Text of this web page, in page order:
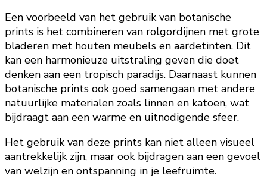
Een voorbeeld van het gebruik van botanische
prints is het combineren van rolgordijnen met grote
bladeren met houten meubels en aardetinten. Dit
kan een harmonieuze uitstraling geven die doet
denken aan een tropisch paradijs. Daarnaast kunnen
botanische prints ook goed samengaan met andere
natuurlijke materialen zoals linnen en katoen, wat
bijdraagt aan een warme en uitnodigende sfeer.
Het gebruik van deze prints kan niet alleen visueel
aantrekkelijk zijn, maar ook bijdragen aan een gevoel
van welzijn en ontspanning in je leefruimte.